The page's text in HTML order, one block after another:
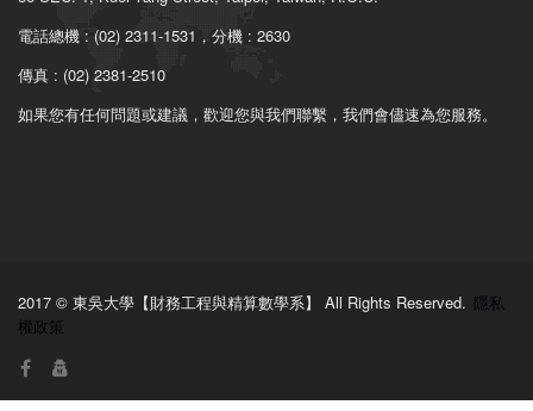
電話總機 : (02) 2311-1531，分機 : 2630
傳真 : (02) 2381-2510
如果您有任何問題或建議，歡迎您與我們聯繫，我們會儘速為您服務。
2017 © 東吳大學【財務工程與精算數學系】 All Rights Reserved. 隱私
權政策